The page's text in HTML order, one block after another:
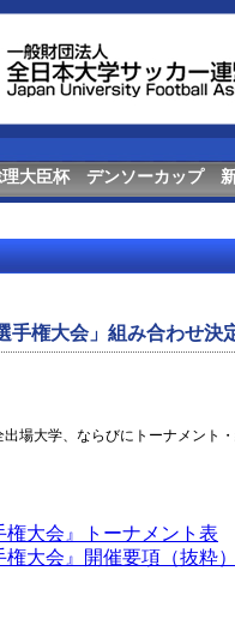
大臣杯 デンソーカップ
手権大会」組み合わせ決
出場大学、ならびにトーナメント
権大会』トーナメント表
大会』開催要項（抜粋）